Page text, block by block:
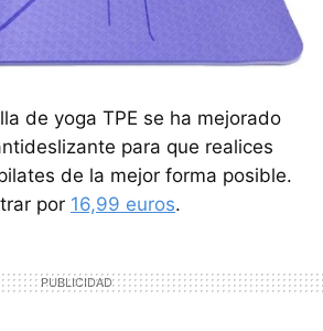
de yoga TPE se ha mejorado
para que realices
de la mejor forma posible.
por 16,99 euros.